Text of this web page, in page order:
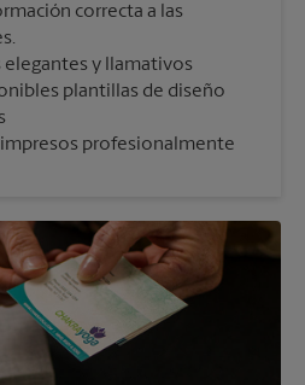
correcta a las
y llamativos
plantillas de diseño
profesionalmente